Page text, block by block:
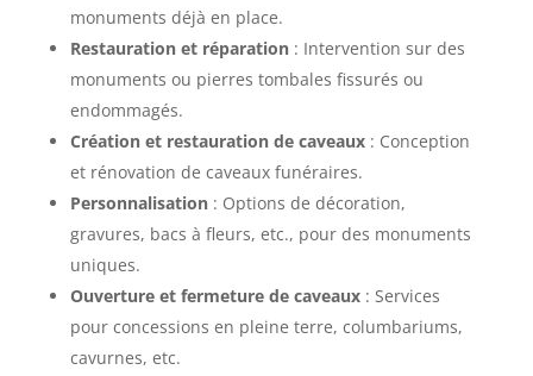
monuments déjà en place.
Restauration et réparation: Intervention sur des
monuments ou pierres tombales fissurés ou
endommagés.
Création et restauration de caveaux: Conception
et rénovation de caveaux funéraires.
Personnalisation: Options de décoration,
gravures, bacs à fleurs, etc., pour des monuments
uniques.
Ouverture et fermeture de caveaux: Services
pour concessions en pleine terre, columbariums,
cavurnes, etc.